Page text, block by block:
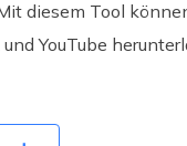
diesem Tool
YouTube